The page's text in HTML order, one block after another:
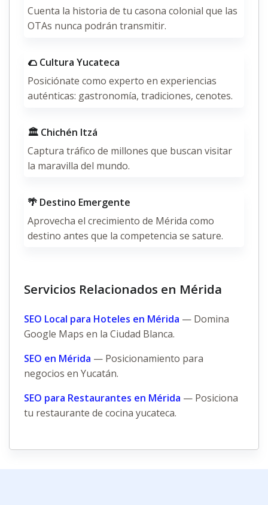
Cuenta la historia de tu casona colonial que las
OTAs nunca podrán transmitir.
🌮 Cultura Yucateca
Posiciónate como experto en experiencias
auténticas: gastronomía, tradiciones, cenotes.
🏛️ Chichén Itzá
Captura tráfico de millones que buscan visitar
la maravilla del mundo.
🌴 Destino Emergente
Aprovecha el crecimiento de Mérida como
destino antes que la competencia se sature.
Servicios Relacionados en Mérida
SEO Local para Hoteles en Mérida — Domina
Google Maps en la Ciudad Blanca.
SEO en Mérida — Posicionamiento para
negocios en Yucatán.
SEO para Restaurantes en Mérida — Posiciona
tu restaurante de cocina yucateca.